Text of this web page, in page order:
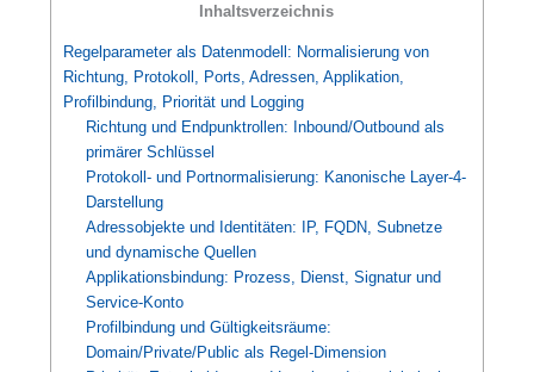
Inhaltsverzeichnis
Regelparameter als Datenmodell: Normalisierung von
Richtung, Protokoll, Ports, Adressen, Applikation,
Profilbindung, Priorität und Logging
Richtung und Endpunktrollen: Inbound/Outbound als
primärer Schlüssel
Protokoll- und Portnormalisierung: Kanonische Layer-4-
Darstellung
Adressobjekte und Identitäten: IP, FQDN, Subnetze
und dynamische Quellen
Applikationsbindung: Prozess, Dienst, Signatur und
Service-Konto
Profilbindung und Gültigkeitsräume:
Domain/Private/Public als Regel-Dimension